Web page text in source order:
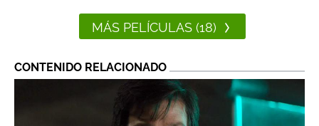
MÁS PELÍCULAS (18)
CONTENIDO RELACIONADO